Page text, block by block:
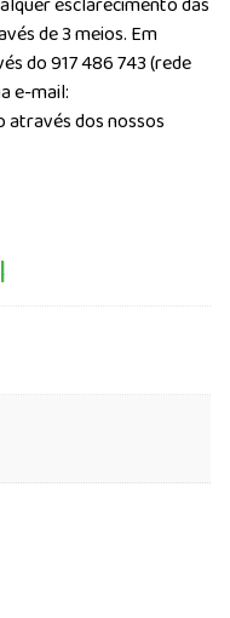
de 3 meios. Em
do 917 486 743 (rede
e-mail:
dos nossos